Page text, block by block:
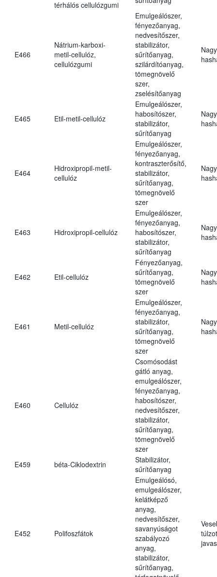
térhálós cellulózgumi
E466
Nátrium-karboxi-
metil-cellulóz,
cellulózgumi
Emulgeálószer,
fényezőanyag,
nedvesítőszer,
stabilizátor,
sűrítőanyag,
szilárdítóanyag,
tömegnövelő
szer,
zselésítőanyag
E465 Etil-metil-cellulóz
Emulgeálószer,
habosítószer,
stabilizátor,
sűrítőanyag
E464
Hidroxipropil-metil-
cellulóz
Emulgeálószer,
fényezőanyag,
kontraszterősítő,
stabilizátor,
sűrítőanyag,
tömegnövelő
szer
E463 Hidroxipropil-cellulóz
Emulgeálószer,
fényezőanyag,
habosítószer,
stabilizátor,
sűrítőanyag
E462 Etil-cellulóz
Fényezőanyag,
sűrítőanyag,
tömegnövelő
szer
E461 Metil-cellulóz
Emulgeálószer,
fényezőanyag,
stabilizátor,
sűrítőanyag,
tömegnövelő
szer
E460 Cellulóz
Csomósodást
gátló anyag,
emulgeálószer,
fényezőanyag,
habosítószer,
nedvesítőszer,
stabilizátor,
sűrítőanyag,
tömegnövelő
szer
E459
béta-Ciklodextrin
Stabilizátor,
sűrítőanyag
E452 Polifoszfátok
Emulgeálósó,
emulgeálószer,
kelátképző
anyag,
nedvesítőszer,
savanyúságot
szabályozó
anyag,
stabilizátor,
sűrítőanyag,